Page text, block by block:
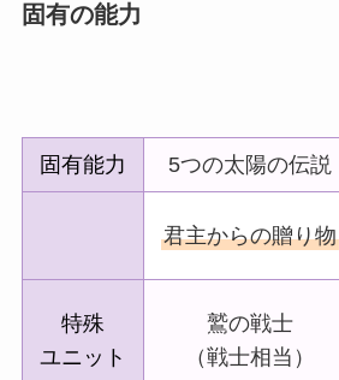
固有の能力
固有能力 5つの太陽の伝説
君主からの贈り物
特殊
ユニット
鷲の戦士
（戦士相当）